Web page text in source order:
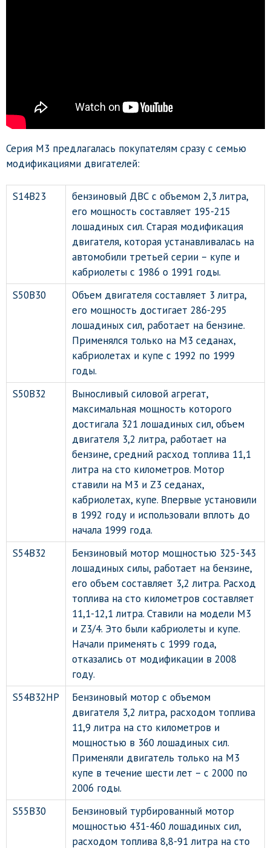
Серия M3 предлагалась покупателям сразу с семью
модификациями двигателей:
S14B23
бензиновый ДВС с объемом 2,3 литра,
его мощность составляет 195-215
лошадиных сил. Старая модификация
двигателя, которая устанавливалась на
автомобили третьей серии – купе и
кабриолеты с 1986 о 1991 годы.
S50B30
Объем двигателя составляет 3 литра,
его мощность достигает 286-295
лошадиных сил, работает на бензине.
Применялся только на М3 седанах,
кабриолетах и купе с 1992 по 1999
годы.
S50B32
Выносливый силовой агрегат,
максимальная мощность которого
достигала 321 лошадиных сил, объем
двигателя 3,2 литра, работает на
бензине, средний расход топлива 11,1
литра на сто километров. Мотор
ставили на М3 и Z3 седанах,
кабриолетах, купе. Впервые установили
в 1992 году и использовали вплоть до
начала 1999 года.
S54B32
Бензиновый мотор мощностью 325-343
лошадиных силы, работает на бензине,
его объем составляет 3,2 литра. Расход
топлива на сто километров составляет
11,1-12,1 литра. Ставили на модели М3
и Z3/4. Это были кабриолеты и купе.
Начали применять с 1999 года,
отказались от модификации в 2008
году.
S54B32HP
Бензиновый мотор с объемом
двигателя 3,2 литра, расходом топлива
11,9 литра на сто километров и
мощностью в 360 лошадиных сил.
Применяли двигатель только на М3
купе в течение шести лет – с 2000 по
2006 годы.
S55B30
Бензиновый турбированный мотор
мощностью 431-460 лошадиных сил,
расходом топлива 8,8-91 литра на сто